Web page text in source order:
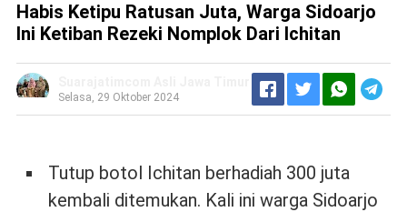
Habis Ketipu Ratusan Juta, Warga Sidoarjo
Ini Ketiban Rezeki Nomplok Dari Ichitan
Selasa, 29 Oktober 2024
Tutup botol Ichitan berhadiah 300 juta
kembali ditemukan. Kali ini warga Sidoarjo